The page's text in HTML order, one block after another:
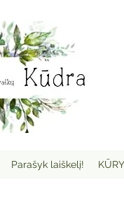
Parašyk laiškelį!